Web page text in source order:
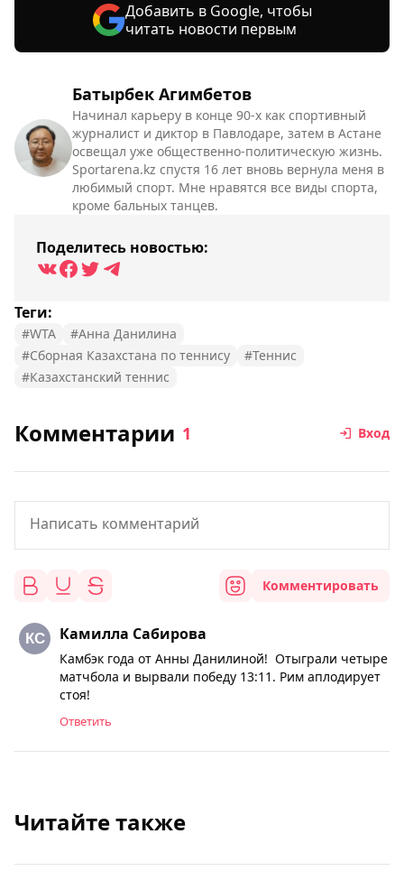
Батырбек Агимбетов
Начинал карьеру в конце 90-х как спортивный
журналист и диктор в Павлодаре, затем в Астане
освещал уже общественно-политическую жизнь.
Sportarena.kz спустя 16 лет вновь вернула меня в
любимый спорт. Мне нравятся все виды спорта,
кроме бальных танцев.
Поделитесь новостью:
Теги:
#WTA
#Анна Данилина
#Сборная Казахстана по теннису
#Теннис
#Казахстанский теннис
Добавить в Google, чтобы
читать новости первым
Комментарии 1 Вход
Комментировать
Камилла Сабирова
Камбэк года от Анны Данилиной! Отыграли четыре
матчбола и вырвали победу 13:11. Рим аплодирует
стоя!
Ответить
Читайте также